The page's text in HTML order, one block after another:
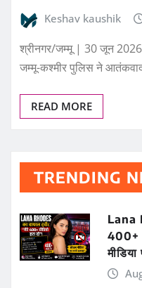
Keshav kaushik
श्रीनगर/जम्मू | 30 जून
जम्मू-कश्मीर पुलिस ने
READ MORE
TRENDING
Lana
400+